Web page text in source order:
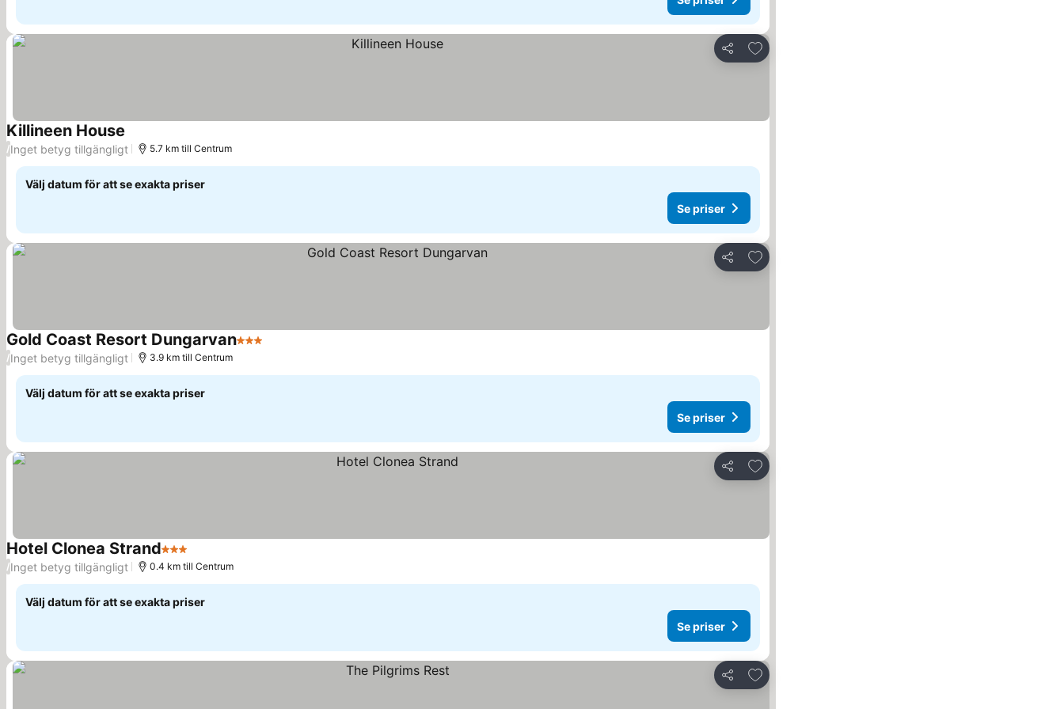
Dela
Lägg till i Mina Favoriter
Killineen House
/Inget betyg tillgängligt 5.7 km till Centrum
Välj datum för att se exakta priser
Se priser
Dela
Lägg till i Mina Favoriter
Gold Coast Resort Dungarvan3 Stjärnor
/Inget betyg tillgängligt 3.9 km till Centrum
Välj datum för att se exakta priser
Se priser
Dela
Lägg till i Mina Favoriter
Hotel Clonea Strand3 Stjärnor
/Inget betyg tillgängligt 0.4 km till Centrum
Välj datum för att se exakta priser
Se priser
Dela
Lägg till i Mina Favoriter